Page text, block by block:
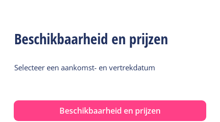
Beschikbaarheid en prijzen
Selecteer een aankomst- en vertrekdatum
Beschikbaarheid en prijzen